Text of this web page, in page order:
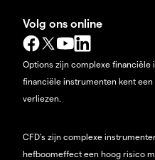
Volg ons online
Options zijn complexe financiële
financiële instrumenten kent
verliezen.
CFD’s zijn complexe
hefboomeffect een hoog risico